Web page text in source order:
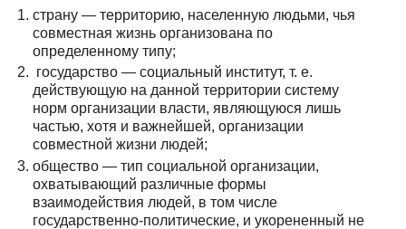
страну — территорию, населенную людьми, чья
совместная жизнь организована по
определенному типу;
государство — социальный институт, т. е.
действующую на данной территории систему
норм организации власти, являющуюся лишь
частью, хотя и важнейшей, организации
совместной жизни людей;
общество — тип социальной организации,
охватывающий различные формы
взаимодействия людей, в том числе
государственно-политические, и укорененный не